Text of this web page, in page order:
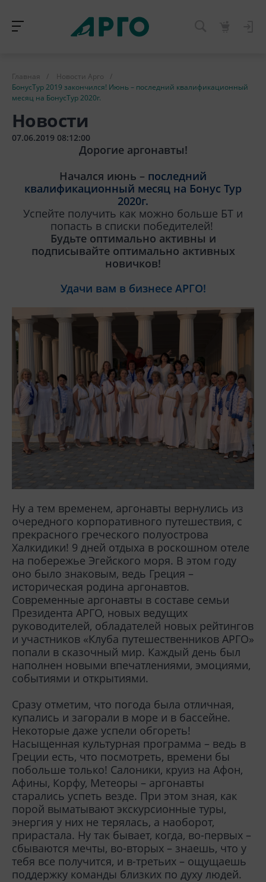
Главная / Новости Арго
/
БонусТур 2019 закончился! Июнь – последний квалификационный
месяц на БонусТур 2020г.
Новости
07.06.2019 08:12:00
Дорогие аргонавты!
Начался июнь – последний
квалификационный месяц на Бонус Тур
2020г.
Успейте получить как можно больше БТ и
попасть в списки победителей!
Будьте оптимально активны и
подписывайте оптимально активных
новичков!
Удачи вам в бизнесе АРГО!
Ну а тем временем, аргонавты вернулись из
очередного корпоративного путешествия, с
прекрасного греческого полуострова
Халкидики! 9 дней отдыха в роскошном отеле
на побережье Эгейского моря. В этом году
оно было знаковым, ведь Греция –
историческая родина аргонавтов.
Современные аргонавты в составе семьи
Президента АРГО, новых ведущих
руководителей, обладателей новых рейтингов
и участников «Клуба путешественников АРГО»
попали в сказочный мир. Каждый день был
наполнен новыми впечатлениями, эмоциями,
событиями и открытиями.
Сразу отметим, что погода была отличная,
купались и загорали в море и в бассейне.
Некоторые даже успели обгореть!
Насыщенная культурная программа – ведь в
Греции есть, что посмотреть, времени бы
побольше только! Салоники, круиз на Афон,
Афины, Корфу, Метеоры – аргонавты
старались успеть везде. При этом зная, как
порой выматывают экскурсионные туры,
энергия у них не терялась, а наоборот,
прирастала. Ну так бывает, когда, во-первых –
сбываются мечты, во-вторых – знаешь, что у
тебя все получится, и в-третьих – ощущаешь
поддержку команды близких по духу людей.